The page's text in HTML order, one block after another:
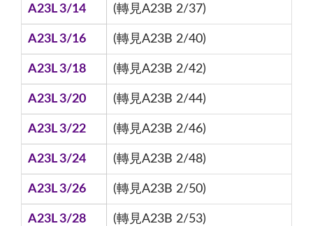
A23L 3/14 (轉見A23B 2/37)
A23L 3/16 (轉見A23B 2/40)
A23L 3/18 (轉見A23B 2/42)
A23L 3/20 (轉見A23B 2/44)
A23L 3/22 (轉見A23B 2/46)
A23L 3/24 (轉見A23B 2/48)
A23L 3/26 (轉見A23B 2/50)
A23L 3/28 (轉見A23B 2/53)